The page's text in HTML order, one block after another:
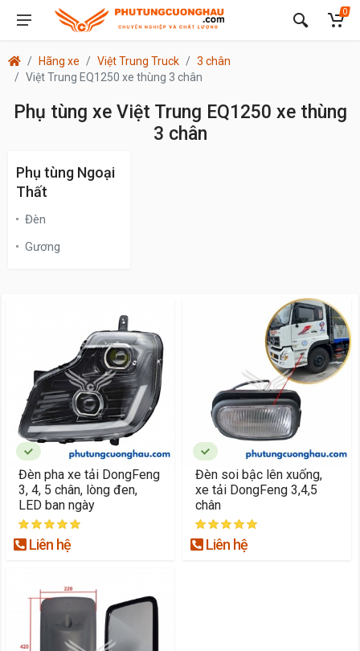
0
Hãng xe Việt Trung Truck
3 chân
Việt Trung EQ1250 xe thùng 3 chân
Phụ tùng xe Việt Trung EQ1250 xe thùng
3 chân
Phụ tùng Ngoại
Thất
Đèn
Gương
Đèn pha xe tải DongFeng
3, 4, 5 chân, lòng đen,
LED ban ngày
Liên hệ
Đèn soi bậc lên xuống,
xe tải DongFeng 3,4,5
chân
Liên hệ